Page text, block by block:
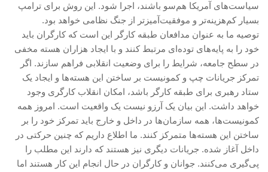
سیاست‌های آمریکا هم‌سو باشند، اجرا شود. این روش برای ترامپ
بسیار کم‌هزینه‌تر و موفقیت‌آمیزتر از جنگ نظامی خواهد بود.
توصیه ما به عنوان مدافعان طبقه کارگر این است که کارگران باید
خود را به پایه‌های توده‌ای مرتبط کنند و با ایجاد هزاران هسته مخفی
در سطح جامعه، شرایط را برای وضعیت انقلابی فراهم سازند. اگر
تمرکز جریانات چپ و کمونیست بر ساختن این هسته‌ها و ایجاد یک
ستاد رهبری برای طبقه کارگر باشد، امکان انقلاب کارگری وجود
خواهد داشت. این بیان یک آرزو نیست یک واقعیت است. امروز همه
کمونیست‌ها، همه سازمان‌ها در داخل و خارج باید تمرکز خود را بر
ساختن این هسته‌ها متمرکز کنند. ما اطلاع داریم که چنین حرکتی در
داخل آغاز شده. جریانات دیگری نیز هستند که دارند این مطلب را
پی‌گیری می‌کنند. جوانان و کارگران در حال انجام این کار هستند اما